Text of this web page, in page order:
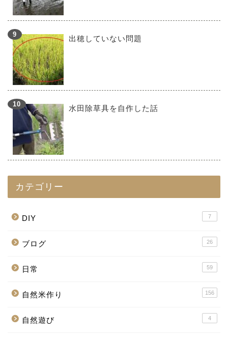
出穂していない問題
水田除草具を自作した話
カテゴリー
DIY 7
ブログ 26
日常 59
自然米作り 156
自然遊び 4